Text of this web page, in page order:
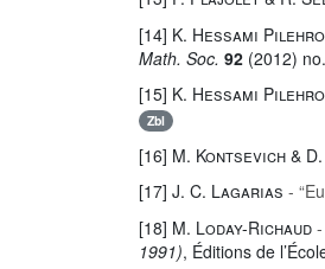
[14] K. Hessami
Math. Soc. 92 (2012)
[15] K. Hessami
Zbl
[16] M. Kontsevich &
[17] J. C. Lagarias -
[18] M. Loday-Richaud
1991), Éditions de